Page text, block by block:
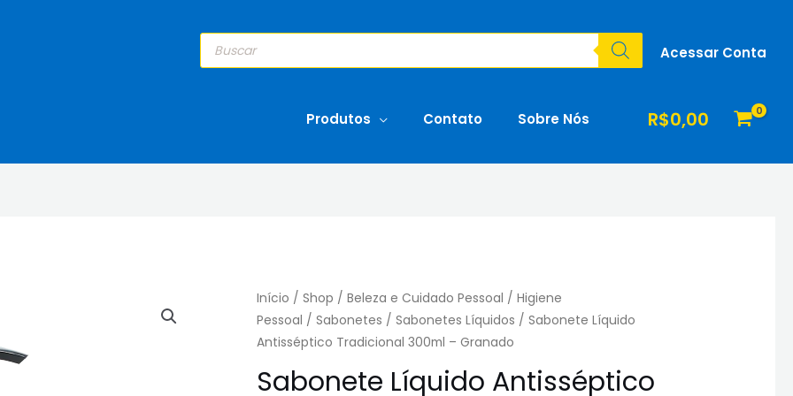
Pesquisar
produtos Acessar Conta
Produtos Contato Sobre Nós R$0,00
Início /Shop /Beleza e Cuidado Pessoal /Higiene
Pessoal /Sabonetes /Sabonetes Líquidos / Sabonete Líquido
Antisséptico Tradicional 300ml – Granado
Sabonete Líquido Antisséptico
Tradicional